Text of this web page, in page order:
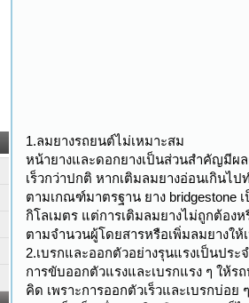
1.ลมยางรถยนต์ไม่เหมาะสม
หน้ายางและดอกยางเป็นส่วนสำคัญมีผ
เร็วกว่าปกติ หากเติมลมยางอ่อนเกินไ
ตามเกณฑ์มาตรฐาน ยาง bridgestone
กิโลเมตร แต่การเติมลมยางไม่ถูกต้อง
ตามจำนวนผู้โดยสารหรือเพิ่มลมยางใ
2.เบรกและออกตัวอย่างรุนแรงเป็นประ
การขับออกตัวแรงและเบรกแรง ๆ ให้ร
คิด เพราะการออกตัวเร็วและเบรกบ่อ